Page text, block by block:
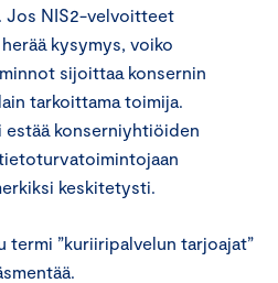
NIS2-velvoitteet
kysymys, voiko
sijoittaa konsernin
tarkoittama toimija.
estää konserniyhtiöiden
keskitetysti.
termi ”kuriiripalvelun tarjoajat”